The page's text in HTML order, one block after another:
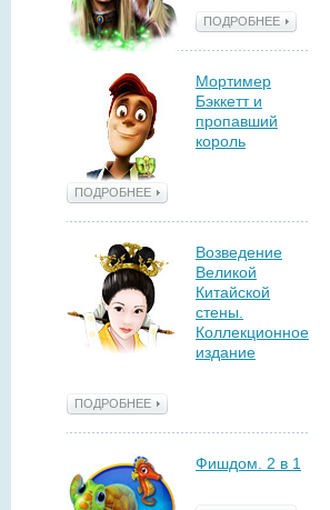
ПОДРОБНЕЕ
Мортимер
Бэккетт и
пропавший
король
ПОДРОБНЕЕ
Возведение
Великой
Китайской
стены.
Коллекционное
издание
ПОДРОБНЕЕ
Фишдом. 2 в 1